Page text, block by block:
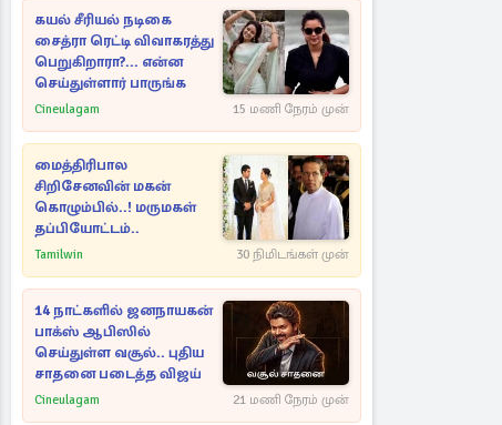
கயல் சீரியல் நடிகை
சைத்ரா ரெட்டி விவாகரத்து
பெறுகிறாரா?... என்ன
செய்துள்ளார் பாருங்க
Cineulagam 15 மணி நேரம் முன்
மைத்திரிபால
சிறிசேனவின் மகன்
கொழும்பில்..! மருமகள்
தப்பியோட்டம்..
Tamilwin 30 நிமிடங்கள் முன்
14 நாட்களில் ஜனநாயகன்
பாக்ஸ் ஆபிஸில்
செய்துள்ள வசூல்.. புதிய
சாதனை படைத்த விஜய்
Cineulagam 21 மணி நேரம் முன்